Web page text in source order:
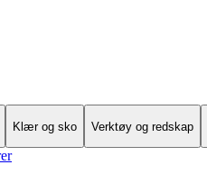
Klær og sko Verktøy og redskap